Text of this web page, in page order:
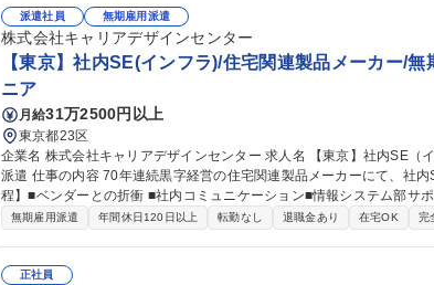
派遣社員 無期雇用派遣
株式会社キャリアデザインセンター
【東京】社内SE(インフラ)/住宅関連製品メーカー/
ニア
月給31万2500円以上
東京都23区
企業名 株式会社キャリアデザインセンター 求人名 【東京】社内SE（インフラ）/住宅関連製品メーカー/無期雇用
派遣 仕事の内容 70年連続黒字経営の住宅関連製品メーカーにて、社内SEのお仕事をお任せします。 【担当工
程】■ベンダーとの折衝 ■社内コミュニケーション■情報システム部サ
業務 【ツール、環境】■UTM：ソニックウォールNsa2700（既存で動
期雇用派遣
無期雇用派遣 年間休日120日以上 転勤なし 退職金あり 在宅OK 完
正社員